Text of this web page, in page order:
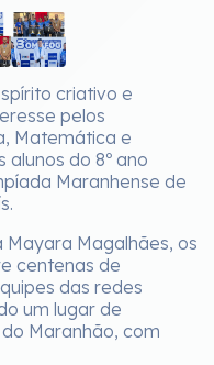
criativo e
pelos
Matemática e
alunos do 8º ano
Maranhense de
Magalhães, os
centenas de
das redes
um lugar de
Maranhão, com